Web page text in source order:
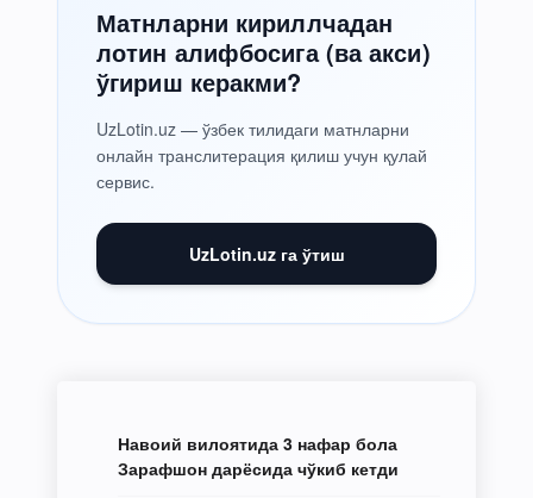
Матнларни кириллчадан
лотин алифбосига (ва акси)
ўгириш керакми?
UzLotin.uz — ўзбек тилидаги матнларни
онлайн транслитерация қилиш учун қулай
сервис.
UzLotin.uz га ўтиш
Навоий вилоятида 3 нафар бола
Зарафшон дарёсида чўкиб кетди